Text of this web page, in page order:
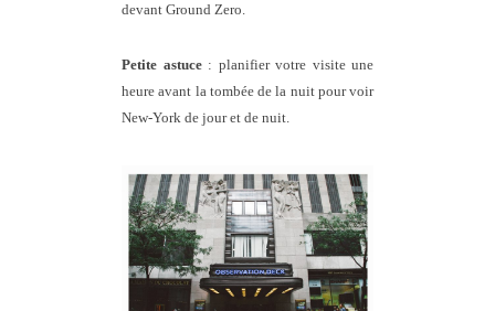
devant Ground Zero.
Petite astuce: planifier votre visite une
heure avant la tombée de la nuit pour voir
New-York de jour et de nuit.